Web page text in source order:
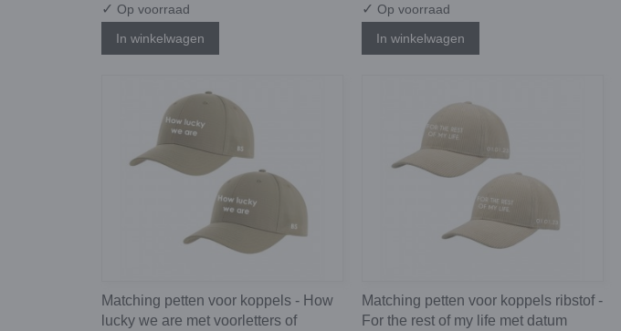
✓ Op voorraad
In winkelwagen
✓ Op voorraad
In winkelwagen
Matching petten voor koppels - How
lucky we are met voorletters of
Matching petten voor koppels ribstof -
For the rest of my life met datum